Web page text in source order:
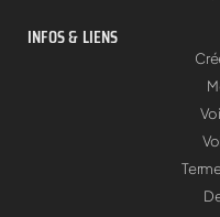
INFOS & LIENS